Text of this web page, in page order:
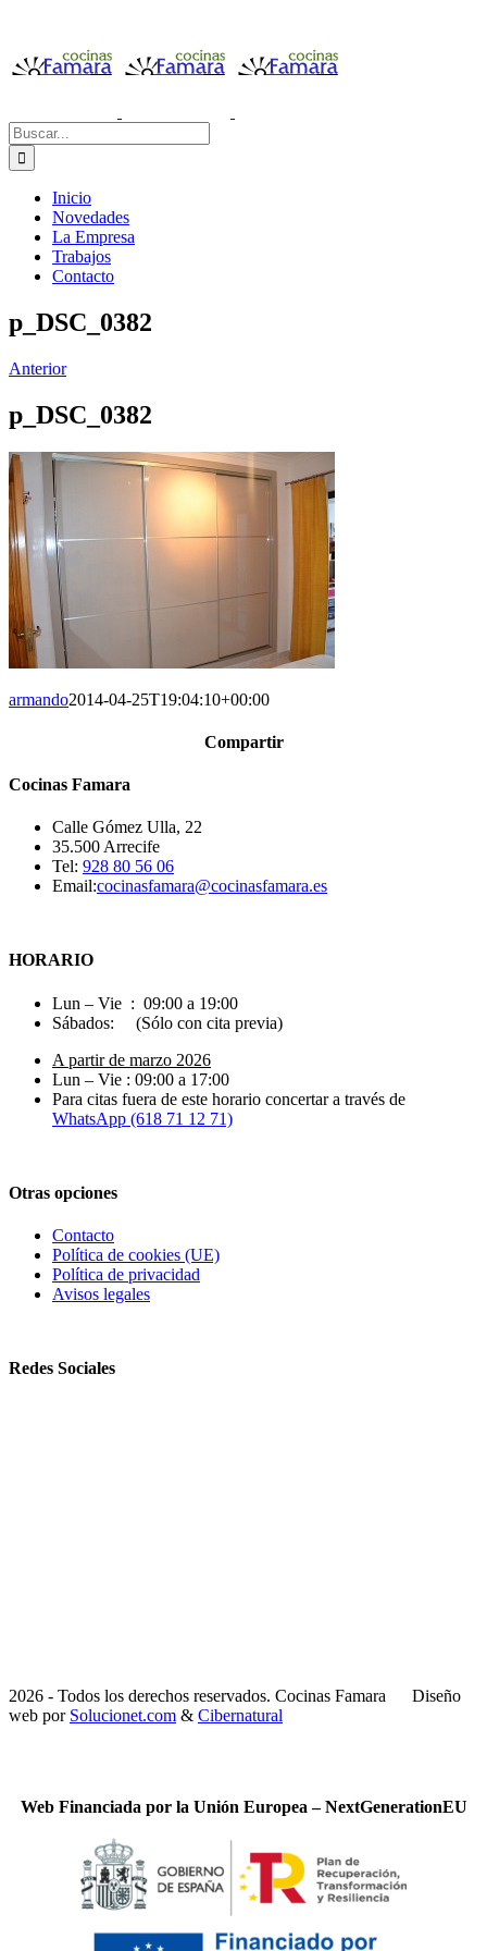
contenido
Buscar:
Inicio
Novedades
La Empresa
Trabajos
Contacto
p_DSC_0382
Anterior
p_DSC_0382
armando2014-04-25T19:04:10+00:00
Compartir
electrónico
Cocinas Famara
Calle Gómez Ulla, 22
35.500 Arrecife
Tel: 928 80 56 06
Email:cocinasfamara@cocinasfamara.es
HORARIO
Lun – Vie : 09:00 a 19:00
Sábados: (Sólo con cita previa)
A partir de marzo 2026
Lun – Vie : 09:00 a 17:00
Para citas fuera de este horario concertar a través de
WhatsApp (618 71 12 71)
Otras opciones
Contacto
Política de cookies (UE)
Política de privacidad
Avisos legales
Redes Sociales
2026 - Todos los derechos reservados. Cocinas Famara
Diseño
web por Solucionet.com & Cibernatural
Web Financiada por la Unión Europea – NextGenerationEU